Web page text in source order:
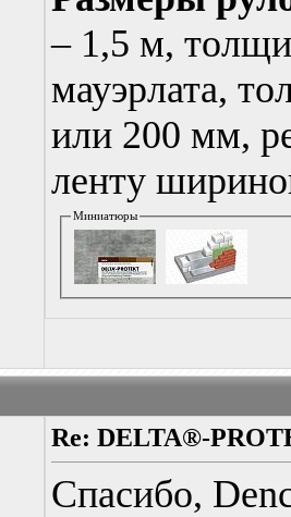
– 1,5 м,
мауэрлата,
или 200 мм,
ленту
Миниатюры
Re: DELTA®-
Спасибо,